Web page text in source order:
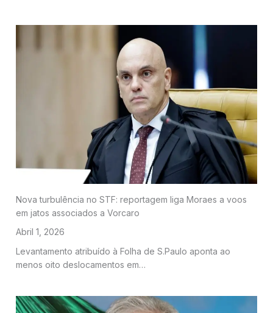
Nova turbulência no STF: reportagem liga Moraes a voos
em jatos associados a Vorcaro
Abril 1, 2026
Levantamento atribuído à Folha de S.Paulo aponta ao
menos oito deslocamentos em…